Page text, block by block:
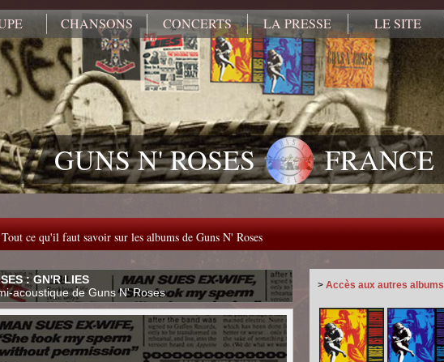
CHANSONS CONCERTS LA PRESSE LE SITE
GUNS N' ROSES FRANCE
Tout ce qu'il faut savoir sur les albums de Guns N' Roses
: GN'R LIES
acoustique de Guns N' Roses
> Accès aux autres albums